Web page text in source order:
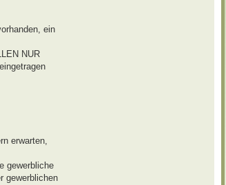
ein
NUR
erwarten,
gewerbliche
gewerblichen